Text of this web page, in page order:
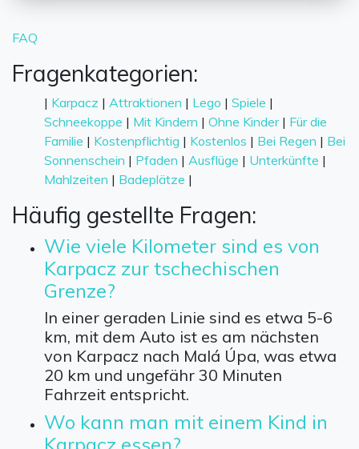
FAQ
Fragenkategorien:
| Karpacz | Attraktionen | Lego | Spiele |
Schneekoppe | Mit Kindern | Ohne Kinder| Für die
Familie | Kostenpflichtig | Kostenlos | Bei Regen | Bei
Sonnenschein | Pfaden | Ausflüge | Unterkünfte |
Mahlzeiten | Badeplätze |
Häufig gestellte Fragen:
Wie viele Kilometer sind es von
Karpacz zur tschechischen
Grenze?
In einer geraden Linie sind es etwa 5-6
km, mit dem Auto ist es am nächsten
von Karpacz nach Malá Úpa, was etwa
20 km und ungefähr 30 Minuten
Fahrzeit entspricht.
Wo kann man mit einem Kind in
Karpacz essen?